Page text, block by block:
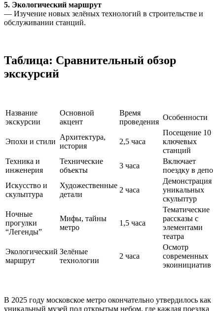
5. Экологический маршрут
— Изучение новых зелёных технологий в строительстве и
обслуживании станций.
Таблица: Сравнительный обзор
экскурсий
Название
экскурсии
Основной
акцент
Время
проведения
Особенности
Эпохи и стили
Архитектура,
история
2,5 часа
Посещение 10
ключевых
станций
Техника и
инженерия
Технические
объекты
3 часа
Включает
поездку в депо
Искусство и
скульптура
Художественные
детали
2 часа
Демонстрация
уникальных
скульптур
Ночные
прогулки
“Легенды”
Мифы, тайны
метро
1,5 часа
Тематические
рассказы с
элементами
театра
Экологический
маршрут
Зелёные
технологии
2 часа
Осмотр
современных
экоинициатив
В 2025 году московское метро окончательно утвердилось как
уникальный музей под открытым небом, где каждая поездка